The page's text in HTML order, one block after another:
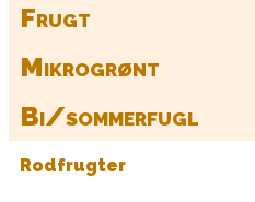
Frugt
Mikrogrønt
Bi/sommerfugl
Rodfrugter